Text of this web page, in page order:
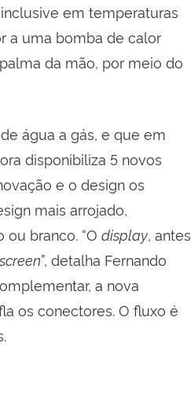
em temperaturas
a uma bomba de calor
da mão, por meio do
água a gás, e que em
disponibiliza 5 novos
e o design os
mais arrojado,
branco. “O display , antes
”, detalha Fernando
a nova
os conectores. O fluxo é